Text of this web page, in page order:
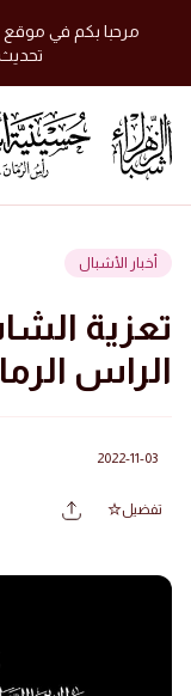
مرحبا بكم في موقع
أخبار الأشبال
تعزية
الراس
2022-11-03
تفضيل